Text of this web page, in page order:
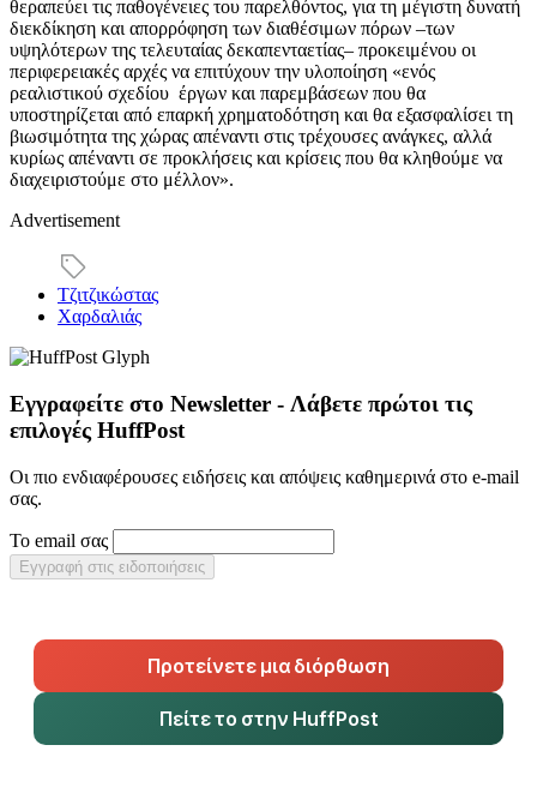
θεραπεύει τις παθογένειες του παρελθόντος, για τη μέγιστη δυνατή
διεκδίκηση και απορρόφηση των διαθέσιμων πόρων –των
υψηλότερων της τελευταίας δεκαπενταετίας– προκειμένου οι
περιφερειακές αρχές να επιτύχουν την υλοποίηση «ενός
ρεαλιστικού σχεδίου έργων και παρεμβάσεων που θα
υποστηρίζεται από επαρκή χρηματοδότηση και θα εξασφαλίσει τη
βιωσιμότητα της χώρας απέναντι στις τρέχουσες ανάγκες, αλλά
κυρίως απέναντι σε προκλήσεις και κρίσεις που θα κληθούμε να
διαχειριστούμε στο μέλλον».
Advertisement
Τζιτζικώστας
Χαρδαλιάς
Εγγραφείτε στο Newsletter - Λάβετε πρώτοι τις
επιλογές HuffPost
Οι πιο ενδιαφέρουσες ειδήσεις και απόψεις καθημερινά στο e-mail
σας.
Το email σας
Εγγραφή στις ειδοποιήσεις
Προτείνετε μια διόρθωση
Πείτε το στην HuffPost